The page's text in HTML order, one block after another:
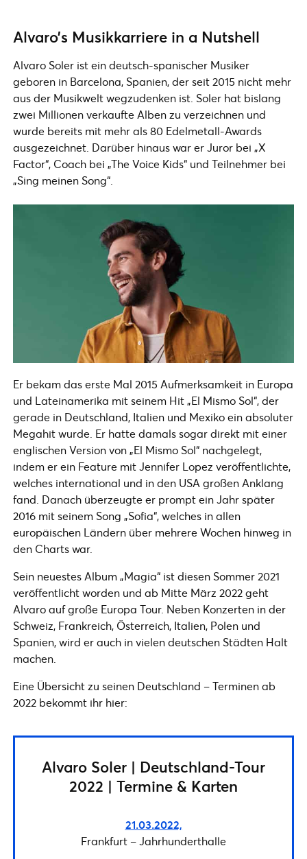
Alvaro’s Musikkarriere in a Nutshell
Alvaro Soler ist ein deutsch-spanischer Musiker
geboren in Barcelona, Spanien, der seit 2015 nicht mehr
aus der Musikwelt wegzudenken ist. Soler hat bislang
zwei Millionen verkaufte Alben zu verzeichnen und
wurde bereits mit mehr als 80 Edelmetall-Awards
ausgezeichnet. Darüber hinaus war er Juror bei „X
Factor“, Coach bei „The Voice Kids“ und Teilnehmer bei
„Sing meinen Song“.
Er bekam das erste Mal 2015 Aufmerksamkeit in Europa
und Lateinamerika mit seinem Hit „El Mismo Sol“, der
gerade in Deutschland, Italien und Mexiko ein absoluter
Megahit wurde. Er hatte damals sogar direkt mit einer
englischen Version von „El Mismo Sol“ nachgelegt,
indem er ein Feature mit Jennifer Lopez veröffentlichte,
welches international und in den USA großen Anklang
fand. Danach überzeugte er prompt ein Jahr später
2016 mit seinem Song „Sofia“, welches in allen
europäischen Ländern über mehrere Wochen hinweg in
den Charts war.
Sein neuestes Album „Magia“ ist diesen Sommer 2021
veröffentlicht worden und ab Mitte März 2022 geht
Alvaro auf große Europa Tour. Neben Konzerten in der
Schweiz, Frankreich, Österreich, Italien, Polen und
Spanien, wird er auch in vielen deutschen Städten Halt
machen.
Eine Übersicht zu seinen Deutschland – Terminen ab
2022 bekommt ihr hier:
Alvaro Soler | Deutschland-Tour
2022 | Termine & Karten
21.03.2022,
Frankfurt – Jahrhunderthalle